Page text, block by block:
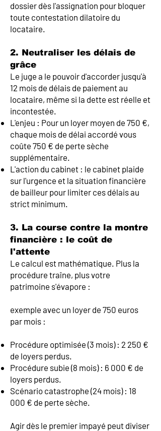
dossier dès l'assignation pour bloquer
toute contestation dilatoire du
locataire.
2. Neutraliser les délais de
grâce
Le juge a le pouvoir d'accorder jusqu'à
12 mois de délais de paiement au
locataire, même si la dette est réelle et
incontestée.
L'enjeu : Pour un loyer moyen de 750 €,
chaque mois de délai accordé vous
coûte 750 € de perte sèche
supplémentaire.
L'action du cabinet : le cabinet plaide
sur l'urgence et la situation financière
de bailleur pour limiter ces délais au
strict minimum.
3. La course contre la montre
financière : le coût de
l'attente
Le calcul est mathématique. Plus la
procédure traîne, plus votre
patrimoine s'évapore :
exemple avec un loyer de 750 euros
par mois :
Procédure optimisée (3 mois) : 2 250 €
de loyers perdus.
Procédure subie (8 mois) : 6 000 € de
loyers perdus.
Scénario catastrophe (24 mois) : 18
000 € de perte sèche.
Agir dès le premier impayé peut diviser